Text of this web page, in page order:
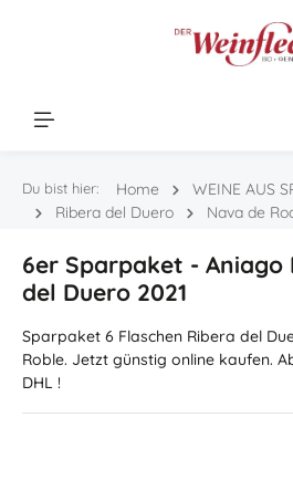
Du bist hier: Home WEINE AUS
Ribera del Duero
Nava de
6er Sparpaket - Aniago
del Duero 2021
Sparpaket 6 Flaschen Ribera del
Roble. Jetzt günstig online kaufen.
DHL !